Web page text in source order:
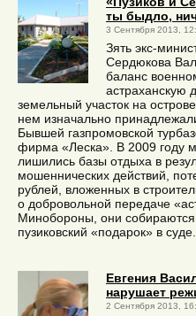
ты быдло,
3 Сентября 2013,
Зять экс-
Сердюкова
баланс
астраханскую
земельный участок на
нем изначально
Бывшей газпромовской
фирма «Леска». В 2009 году
лишились базы отдыха в
мошеннических действий,
рублей, вложенных в
о добровольной передаче
Минобороны, они
пузиковский «подарок» в суде.
Евгения
нарушает
2 Сентября 2013,